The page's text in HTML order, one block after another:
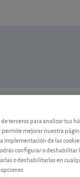
¿Tengo
terceros para analizar tus
mejorar nuestra
implementación de las
configurar o deshabilitar
o deshabilitarlas en